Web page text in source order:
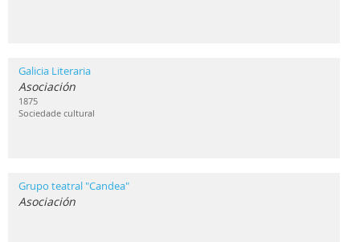
Galicia Literaria
Asociación
1875
Sociedade cultural
Grupo teatral "Candea"
Asociación